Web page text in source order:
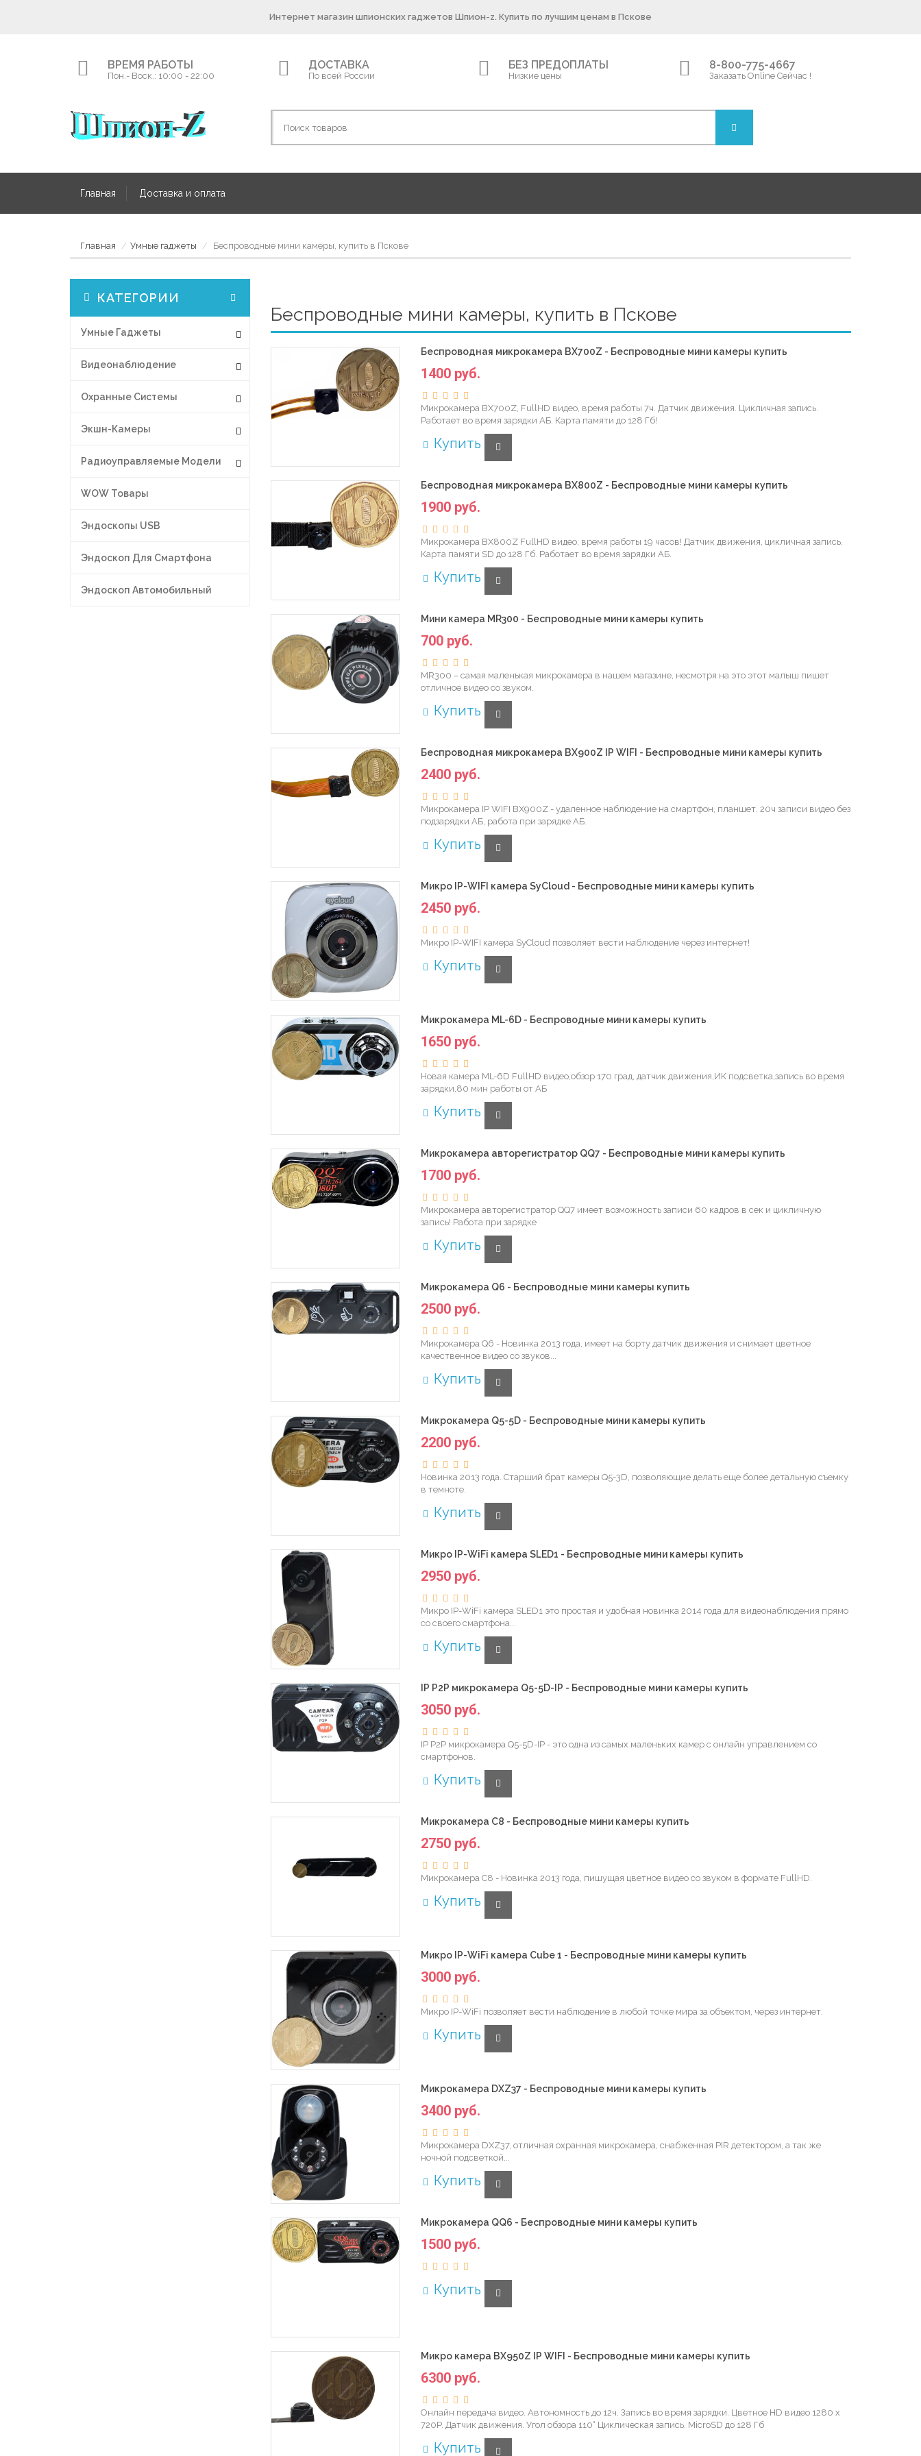
Интернет магазин шпионских гаджетов Шпион-z. Купить по лучшим ценам в Пскове
ВРЕМЯ РАБОТЫ
Пон.- Воск.: 10:00 - 22:00
ДОСТАВКА
По всей России
БЕЗ ПРЕДОПЛАТЫ
Низкие цены
8-800-775-4667
Заказать Online Сейчас !
Главная Доставка и оплата
Главная Умные гаджеты Беспроводные мини камеры, купить в Пскове
КАТЕГОРИИ
Умные Гаджеты
Видеонаблюдение
Охранные Системы
Экшн-Камеры
Радиоуправляемые Модели
WOW Товары
Эндоскопы USB
Эндоскоп Для Смартфона
Эндоскоп Автомобильный
Беспроводные мини камеры, купить в Пскове
Беспроводная микрокамера BX700Z - Беспроводные мини камеры купить
1400 руб.
Микрокамера BX700Z, FullHD видео, время работы 7ч. Датчик движения. Цикличная запись.
Работает во время зарядки АБ. Карта памяти до 128 Гб!
Купить
Беспроводная микрокамера BX800Z - Беспроводные мини камеры купить
1900 руб.
Микрокамера BX800Z FullHD видео, время работы 19 часов! Датчик движения, цикличная запись.
Карта памяти SD до 128 Гб. Работает во время зарядки АБ.
Купить
Мини камера MR300 - Беспроводные мини камеры купить
700 руб.
MR300 – самая маленькая микрокамера в нашем магазине, несмотря на это этот малыш пишет
отличное видео со звуком.
Купить
Беспроводная микрокамера BX900Z IP WIFI - Беспроводные мини камеры купить
2400 руб.
Микрокамера IP WIFI BX900Z - удаленное наблюдение на смартфон, планшет. 20ч записи видео без
подзарядки АБ, работа при зарядке АБ.
Купить
Микро IP-WIFI камера SyCloud - Беспроводные мини камеры купить
2450 руб.
Микро IP-WIFI камера SyCloud позволяет вести наблюдение через интернет!
Купить
Микрокамера ML-6D - Беспроводные мини камеры купить
1650 руб.
Новая камера ML-6D FullHD видео,обзор 170 град, датчик движения,ИК подсветка,запись во время
зарядки,80 мин работы от АБ
Купить
Микрокамера авторегистратор QQ7 - Беспроводные мини камеры купить
1700 руб.
Микрокамера авторегистратор QQ7 имеет возможность записи 60 кадров в сек и цикличную
запись! Работа при зарядке
Купить
Микрокамера Q6 - Беспроводные мини камеры купить
2500 руб.
Микрокамера Q6 - Новинка 2013 года, имеет на борту датчик движения и снимает цветное
качественное видео со звуков...
Купить
Микрокамера Q5-5D - Беспроводные мини камеры купить
2200 руб.
Новинка 2013 года. Старший брат камеры Q5-3D, позволяющие делать еще более детальную съемку
в темноте.
Купить
Микро IP-WiFi камера SLED1 - Беспроводные мини камеры купить
2950 руб.
Микро IP-WiFi камера SLED1 это простая и удобная новинка 2014 года для видеонаблюдения прямо
со своего смартфона...
Купить
IP P2P микрокамера Q5-5D-IP - Беспроводные мини камеры купить
3050 руб.
IP P2P микрокамера Q5-5D-IP - это одна из самых маленьких камер с онлайн управлением со
смартфонов.
Купить
Микрокамера С8 - Беспроводные мини камеры купить
2750 руб.
Микрокамера С8 - Новинка 2013 года, пишущая цветное видео со звуком в формате FullHD.
Купить
Микро IP-WiFi камера Cube 1 - Беспроводные мини камеры купить
3000 руб.
Микро IP-WiFi позволяет вести наблюдение в любой точке мира за объектом, через интернет.
Купить
Микрокамера DXZ37 - Беспроводные мини камеры купить
3400 руб.
Микрокамера DXZ37, отличная охранная микрокамера, снабженная PIR детектором, а так же
ночной подсветкой...
Купить
Микрокамера QQ6 - Беспроводные мини камеры купить
1500 руб.
Купить
Микро камера BX950Z IP WIFI - Беспроводные мини камеры купить
6300 руб.
Онлайн передача видео. Автономность до 12ч. Запись во время зарядки. Цветное HD видео 1280 х
720P. Датчик движения. Угол обзора 110° Циклическая запись. MicroSD до 128 Гб
Купить